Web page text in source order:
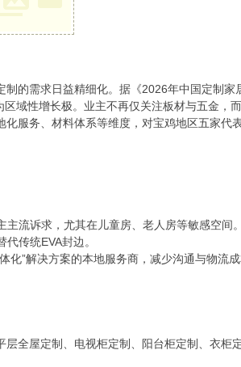
的需求日益精细化。据《2026年中国定制家
域性增长极。业主不再仅关注板材与五金，
服务、材料体系等维度，对宝鸡地区五家代
流诉求，尤其在儿童房、老人房等敏感空间。
传统EVA封边。
”解决方案的本地服务商，减少沟通与物流成
全屋定制、电视柜定制、阳台柜定制、衣柜